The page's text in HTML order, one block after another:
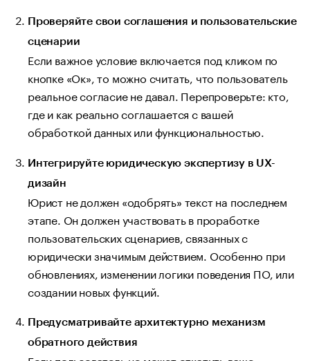
Проверяйте свои соглашения и пользовательские
сценарии
Если важное условие включается под кликом по
кнопке «Ок», то можно считать, что пользователь
реальное согласие не давал. Перепроверьте: кто,
где и как реально соглашается с вашей
обработкой данных или функциональностью.
Интегрируйте юридическую экспертизу в UX-
дизайн
Юрист не должен «одобрять» текст на последнем
этапе. Он должен участвовать в проработке
пользовательских сценариев, связанных с
юридически значимым действием. Особенно при
обновлениях, изменении логики поведения ПО, или
создании новых функций.
Предусматривайте архитектурно механизм
обратного действия